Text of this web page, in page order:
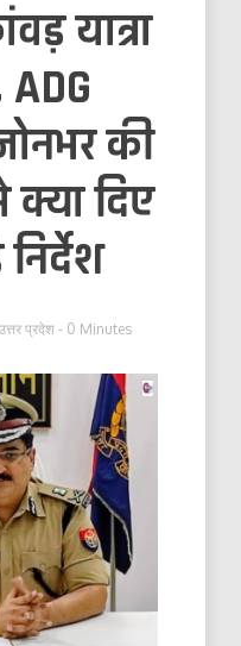
यात्रा
की
दिए
प्रदेश - 0 Minutes